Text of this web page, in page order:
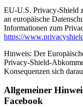
EU-U.S. Privacy-Shield
an europäische
Informationen zum
https://
Hinweis: Der
Privacy-Shield-
Konsequenzen sich
Allgemeiner
Facebook